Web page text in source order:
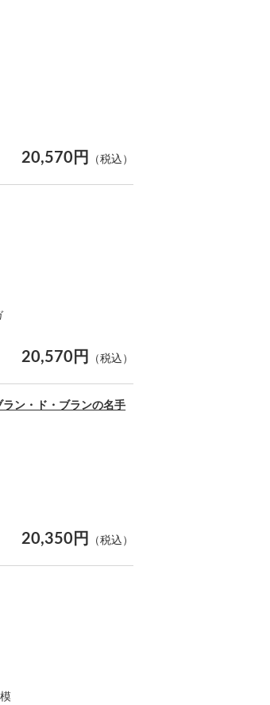
20,570円 （税込）
20,570円 （税込）
ラン・ド・ブランの名手
20,350円 （税込）